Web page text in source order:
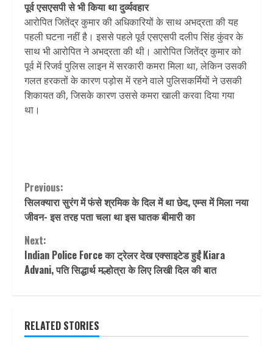
पूर्व एसएसपी से भी किया था दुर्व्यवहार
आरोपित जितेंद्र कुमार की अधिकारियों के साथ अभद्रता की यह
पहली घटना नहीं है। इससे पहले पूर्व एसएसपी दलीप सिंह कुंवर के
साथ भी आरोपित ने अभद्रता की थी। आरोपित जितेंद्र कुमार को
पूर्व में रिजर्व पुलिस लाइन में सरकारी कमरा मिला था, लेकिन उसकी
गलत हरकतों के कारण पड़ोस में रहने वाले पुलिसकर्मियों ने उसकी
शिकायत की, जिसके कारण उससे कमरा खाली करवा दिया गया
था।
Continue
Reading
Previous:
सिलक्यारा सुरंग में फंसे श्रमिक के दिल में था छेद, एम्स में मिला नया
जीवन- इस तरह पता चला था इस घातक बीमारी का
Next:
Indian Police Force का ट्रेलर देख एक्साइटेड हुईं Kiara
Advani, पति सिद्धार्थ मल्होत्रा के लिए लिखी दिल की बात
RELATED STORIES